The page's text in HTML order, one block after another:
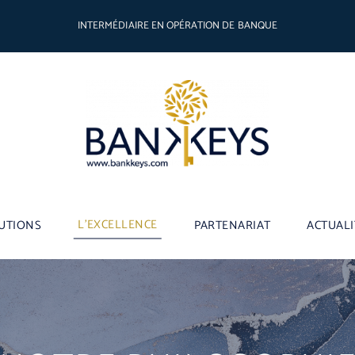
INTERMÉDIAIRE EN OPÉRATION DE BANQUE
L’EXCELLENCE PARTENARIAT